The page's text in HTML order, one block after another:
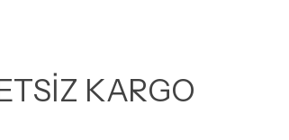
ÜCRETSİZ KARGO